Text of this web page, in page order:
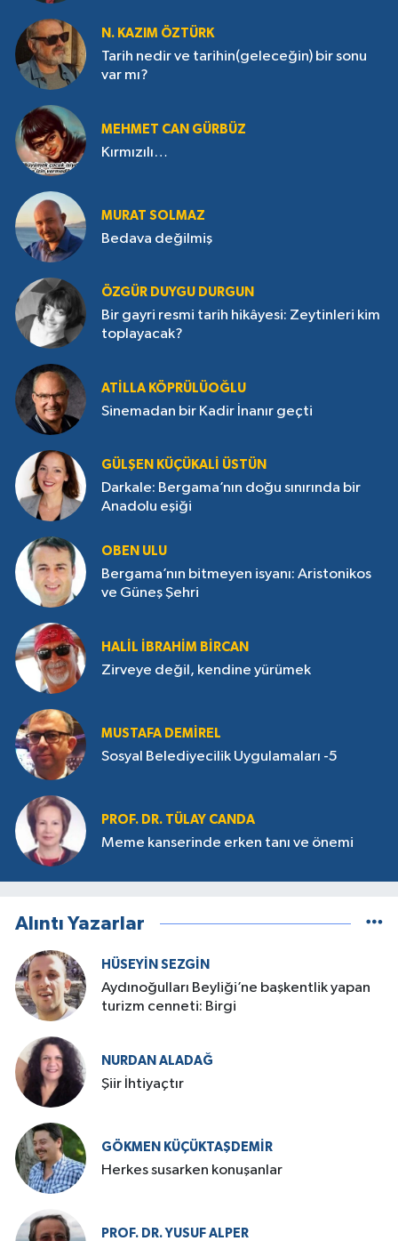
N. KAZIM ÖZTÜRK
Tarih nedir ve tarihin(geleceğin) bir sonu
var mı?
MEHMET CAN GÜRBÜZ
Kırmızılı…
MURAT SOLMAZ
Bedava değilmiş
ÖZGÜR DUYGU DURGUN
Bir gayri resmi tarih hikâyesi: Zeytinleri kim
toplayacak?
ATILLA KÖPRÜLÜOĞLU
Sinemadan bir Kadir İnanır geçti
GÜLŞEN KÜÇÜKALI ÜSTÜN
Darkale: Bergama’nın doğu sınırında bir
Anadolu eşiği
OBEN ULU
Bergama’nın bitmeyen isyanı: Aristonikos
ve Güneş Şehri
HALIL İBRAHIM BIRCAN
Zirveye değil, kendine yürümek
MUSTAFA DEMIREL
Sosyal Belediyecilik Uygulamaları -5
PROF. DR. TÜLAY CANDA
Meme kanserinde erken tanı ve önemi
Alıntı Yazarlar
HÜSEYIN SEZGIN
Aydınoğulları Beyliği’ne başkentlik yapan
turizm cenneti: Birgi
NURDAN ALADAĞ
Şiir İhtiyaçtır
GÖKMEN KÜÇÜKTAŞDEMIR
Herkes susarken konuşanlar
PROF. DR. YUSUF ALPER